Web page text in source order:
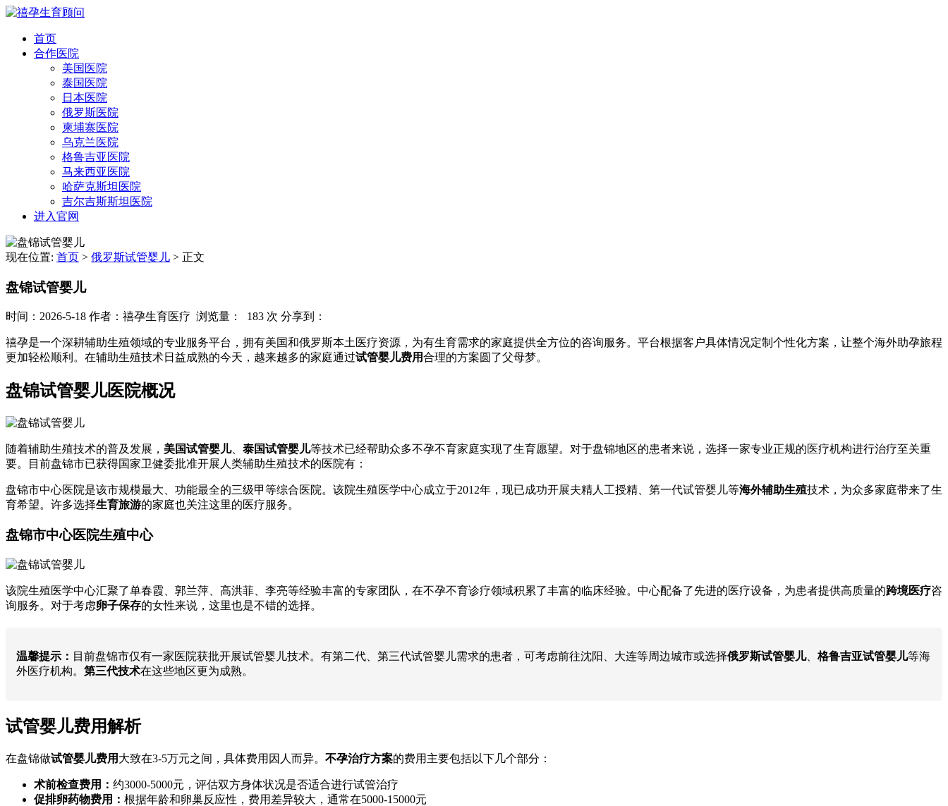
首页
合作医院
美国医院
泰国医院
日本医院
俄罗斯医院
柬埔寨医院
乌克兰医院
格鲁吉亚医院
马来西亚医院
哈萨克斯坦医院
吉尔吉斯斯坦医院
进入官网
现在位置: 首页 > 俄罗斯试管婴儿 > 正文
盘锦试管婴儿
时间：2026-5-18 作者：禧孕生育医疗 浏览量： 183 次 分享到：
禧孕是一个深耕辅助生殖领域的专业服务平台，拥有美国和俄罗斯本土医疗资源，为有生育需求的家庭提供全方位的咨询服务。平台根据客户具体情况定制个性化方案，让整个海外助孕旅程
更加轻松顺利。在辅助生殖技术日益成熟的今天，越来越多的家庭通过试管婴儿费用合理的方案圆了父母梦。
盘锦试管婴儿医院概况
随着辅助生殖技术的普及发展， 美国试管婴儿、 泰国试管婴儿等技术已经帮助众多不孕不育家庭实现了生育愿望。对于盘锦地区的患者来说，选择一家专业正规的医疗机构进行治疗至关重
要。目前盘锦市已获得国家卫健委批准开展人类辅助生殖技术的医院有：
盘锦市中心医院是该市规模最大、功能最全的三级甲等综合医院。该院生殖医学中心成立于2012年，现已成功开展夫精人工授精、第一代试管婴儿等海外辅助生殖技术，为众多家庭带来了生
育希望。许多选择生育旅游的家庭也关注这里的医疗服务。
盘锦市中心医院生殖中心
该院生殖医学中心汇聚了单春霞、郭兰萍、高洪菲、李亮等经验丰富的专家团队，在不孕不育诊疗领域积累了丰富的临床经验。中心配备了先进的医疗设备，为患者提供高质量的跨境医疗咨
询服务。对于考虑卵子保存的女性来说，这里也是不错的选择。
温馨提示： 目前盘锦市仅有一家医院获批开展试管婴儿技术。有第二代、第三代试管婴儿需求的患者，可考虑前往沈阳、大连等周边城市或选择俄罗斯试管婴儿、 格鲁吉亚试管婴儿等海
外医疗机构。 第三代技术在这些地区更为成熟。
试管婴儿费用解析
在盘锦做试管婴儿费用 大致在3-5万元之间，具体费用因人而异。 不孕治疗方案的费用主要包括以下几个部分：
术前检查费用： 约3000-5000元，评估双方身体状况是否适合进行试管治疗
促排卵药物费用： 根据年龄和卵巢反应性，费用差异较大，通常在5000-15000元